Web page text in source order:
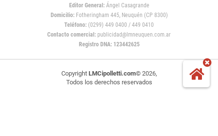
Editor General:Ángel Casagrande
Domicilio:Fotheringham 445, Neuquén (CP 8300)
Teléfono: (0299) 449 0400 / 449 0410
Contacto comercial: publicidad@lmneuquen.com.ar
Registro DNA: 123442625
Copyright LMCipolletti.com© 2026,
Todos los derechos reservados